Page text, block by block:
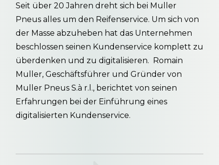
Seit über 20 Jahren dreht sich bei Muller
Pneus alles um den Reifenservice. Um sich von
der Masse abzuheben hat das Unternehmen
beschlossen seinen Kundenservice komplett zu
überdenken und zu digitalisieren. Romain
Muller, Geschäftsführer und Gründer von
Muller Pneus S.à r.l., berichtet von seinen
Erfahrungen bei der Einführung eines
digitalisierten Kundenservice.